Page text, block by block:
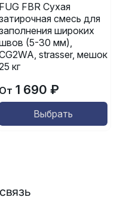
FUG FBR Сухая
смесь для
широких
(5-30 мм),
strasser, мешок
кг
От 1 690 ₽
Выбрать